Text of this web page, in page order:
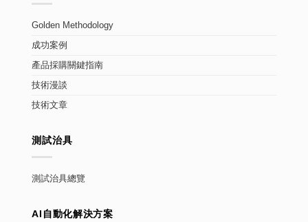
Golden Methodology
成功案例
產品採購關鍵指南
技術漫談
技術文章
測試治具
測試治具總覽
AI自動化解決方案